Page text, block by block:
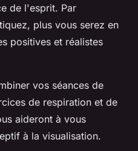
de l'esprit. Par
plus vous serez en
positives et réalistes
vos séances de
de respiration et de
aideront à vous
à la visualisation.